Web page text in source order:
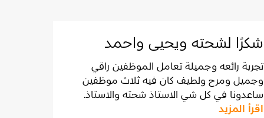
شكرًا لشحته ويحيى واحمد
‪تجربة رائعه وجميلة تعامل الموظفين راقي
وجميل ومرح ولطيف كان فيه ثلاث موظفين
ساعدونا في كل شي الاستاذ شحته والاستاذ.
احمد والاستاذ يحيى كلهم تعاملهم كان رائع
اقرأ المزيد